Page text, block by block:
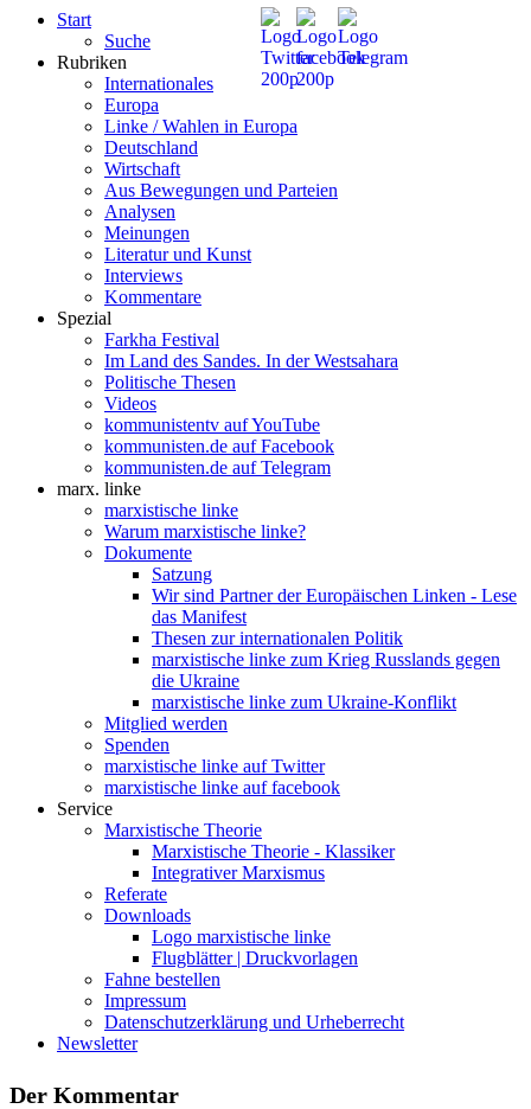
Start
Suche
Rubriken
Internationales
Europa
Linke / Wahlen in Europa
Deutschland
Wirtschaft
Aus Bewegungen und Parteien
Analysen
Meinungen
Literatur und Kunst
Interviews
Kommentare
Spezial
Farkha Festival
Im Land des Sandes. In der Westsahara
Politische Thesen
Videos
kommunistentv auf YouTube
kommunisten.de auf Facebook
kommunisten.de auf Telegram
marx. linke
marxistische linke
Warum marxistische linke?
Dokumente
Satzung
Wir sind Partner der Europäischen Linken - Lese
das Manifest
Thesen zur internationalen Politik
marxistische linke zum Krieg Russlands gegen
die Ukraine
marxistische linke zum Ukraine-Konflikt
Mitglied werden
Spenden
marxistische linke auf Twitter
marxistische linke auf facebook
Service
Marxistische Theorie
Marxistische Theorie - Klassiker
Integrativer Marxismus
Referate
Downloads
Logo marxistische linke
Flugblätter | Druckvorlagen
Fahne bestellen
Impressum
Datenschutzerklärung und Urheberrecht
Newsletter
Der Kommentar